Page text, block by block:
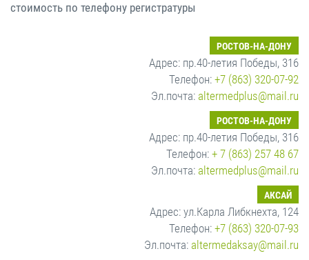
стоимость по телефону регистратуры
РОСТОВ-НА-ДОНУ
Адрес: пр.40-летия Победы, 316
Телефон: +7 (863) 320-07-92
Эл.почта: altermedplus@mail.ru
РОСТОВ-НА-ДОНУ
Адрес: пр.40-летия Победы, 316
Телефон: + 7 (863) 257 48 67
Эл.почта: altermedplus@mail.ru
АКСАЙ
Адрес: ул.Карла Либкнехта, 124
Телефон: +7 (863) 320-07-93
Эл.почта: altermedaksay@mail.ru